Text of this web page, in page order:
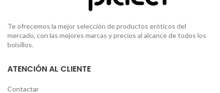
Te ofrecemos la mejor selección de productos eróticos del
mercado, con las mejores marcas y precios al alcance de todos los
bolsillos.
ATENCIÓN AL CLIENTE
Contactar